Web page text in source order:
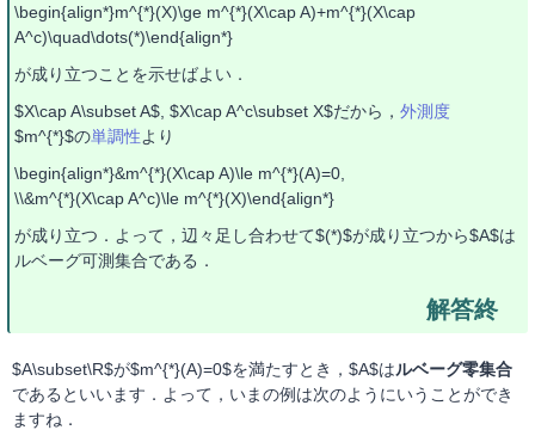
\begin{align*}m^{*}(X)\ge m^{*}(X\cap A)+m^{*}(X\cap
A^c)\quad\dots(*)\end{align*}
が成り立つことを示せばよい．
$X\cap A\subset A$, $X\cap A^c\subset X$だから， 外測度
$m^{*}$の単調性より
\begin{align*}&m^{*}(X\cap A)\le m^{*}(A)=0,
\\&m^{*}(X\cap A^c)\le m^{*}(X)\end{align*}
が成り立つ．よって，辺々足し合わせて$(*)$が成り立つから$A$は
ルベーグ可測集合である．
$A\subset\R$が$m^{*}(A)=0$を満たすとき，$A$はルベーグ零集合
であるといいます．よって，いまの例は次のようにいうことができ
ますね．